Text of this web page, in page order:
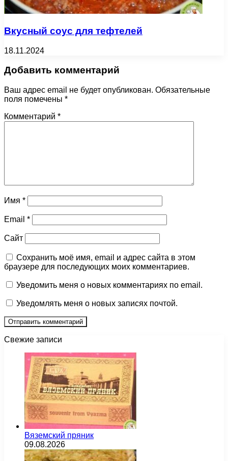
Вкусный соус для тефтелей
18.11.2024
Добавить комментарий
Ваш адрес email не будет опубликован. Обязательные
поля помечены *
Комментарий *
Имя *
Email *
Сайт
Сохранить моё имя, email и адрес сайта в этом
браузере для последующих моих комментариев.
Уведомить меня о новых комментариях по email.
Уведомлять меня о новых записях почтой.
Свежие записи
Вяземский пряник
09.08.2026